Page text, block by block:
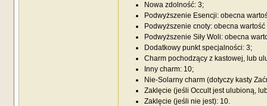
Nowa zdolność: 3;
Podwyższenie Esencji: obecna
Podwyższenie cnoty: obecna wartość
Podwyższenie Siły Woli: obecna
Dodatkowy punkt specjalności: 3;
Charm pochodzący z kastowej, lub
Inny charm: 10;
Nie-Solarny charm (dotyczy kasty
Zaklęcie (jeśli Occult jest ulubioną,
Zaklęcie (jeśli nie jest): 10.